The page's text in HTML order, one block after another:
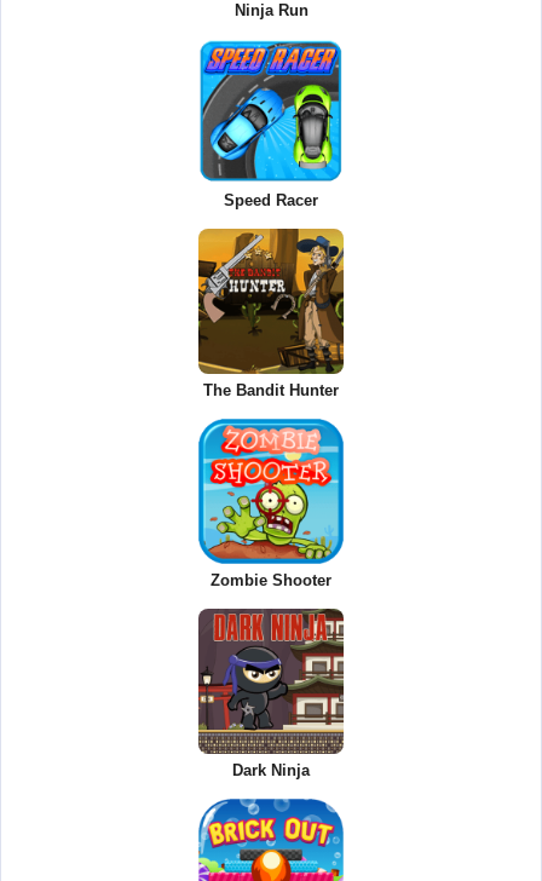
Ninja Run
Speed Racer
The Bandit Hunter
Zombie Shooter
Dark Ninja